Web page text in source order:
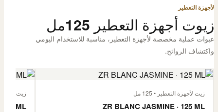
لأجهزة التعطير
زيوت أجهزة التعطير 125مل
عبوات عملية مخصصة لأجهزة التعطير، مناسبة للاستخدام اليومي
واكتشاف الروائح.
زيت لأجهزة التعطير • 125 مل
ZR BLANC JASMINE · 125 ML
زيت لأجهزة
ML